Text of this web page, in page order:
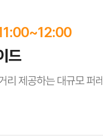
드
리 제공하는 대규모 퍼